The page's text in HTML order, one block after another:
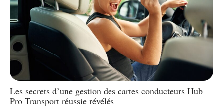
Les secrets d’une gestion des cartes conducteurs Hub
Pro Transport réussie révélés